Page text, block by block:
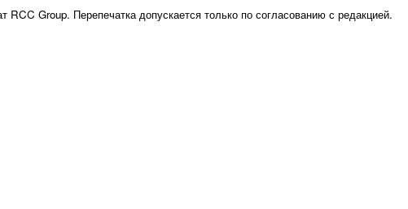
Group. Перепечатка допускается только по согласованию с редакцией.